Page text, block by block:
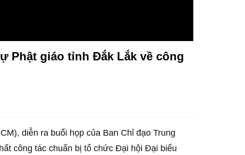
Phật giáo tỉnh Đắk Lắk về công
diễn ra buổi họp của Ban Chỉ đạo Trung
công tác chuẩn bị tổ chức Đại hội Đại biểu